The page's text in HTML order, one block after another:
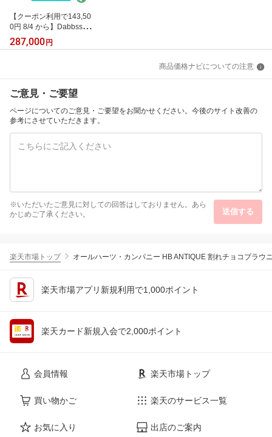
【クーポン利用で143,50
0円 8/4 から】Dabbsson
3072Wh ポータブル電源
3000L 3000W 半固体リ
長寿命 4000回サイクル
防災 家庭用 蓄電池 停電
ダブソン
287,000 円
商品価格ナビについての注意
ご意見・ご要望
ページについてのご意見・ご要望をお聞かせください。今後のサイト改善の
参考にさせていただきます。
※いただいたご意見に対しての回答はしておりません。あら
かじめご了承ください。
送信する
楽天市場トップ オールハーツ・カンパニー HB ANTIQUE 割れチョコブラウ
楽天市場アプリ新規利用で1,000ポイント
楽天カード新規入会で2,000ポイント
会員情報
買い物かご
お気に入り
楽天市場トップ
楽天のサービス一覧
出店のご案内